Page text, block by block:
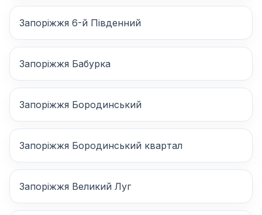
Запоріжжя 6-й Південний
Запоріжжя Бабурка
Запоріжжя Бородинський
Запоріжжя Бородинський квартал
Запоріжжя Великий Луг